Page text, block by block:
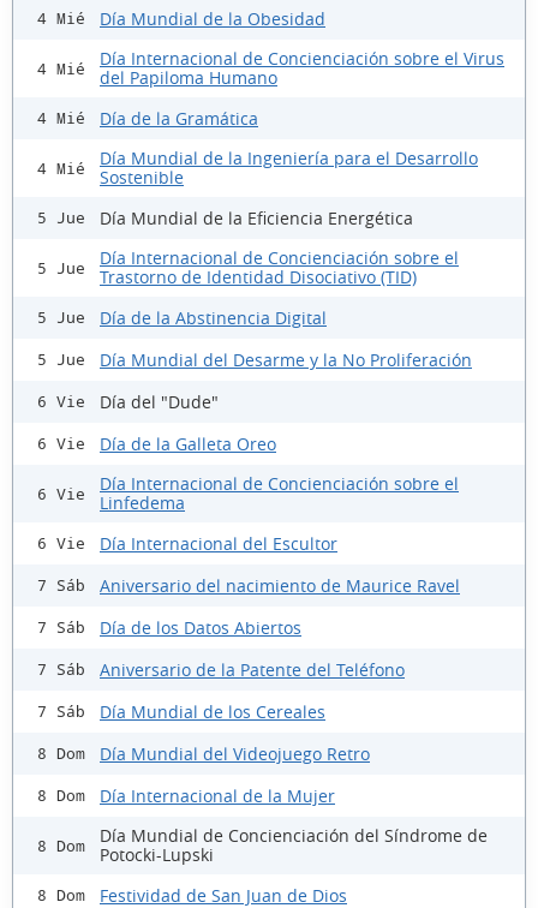
4 Mié Día Mundial de la Obesidad
4 Mié
Día Internacional de Concienciación sobre el Virus
del Papiloma Humano
4 Mié Día de la Gramática
4 Mié
Día Mundial de la Ingeniería para el Desarrollo
Sostenible
5 Jue Día Mundial de la Eficiencia Energética
5 Jue
Día Internacional de Concienciación sobre el
Trastorno de Identidad Disociativo (TID)
5 Jue Día de la Abstinencia Digital
5 Jue Día Mundial del Desarme y la No Proliferación
6 Vie Día del "Dude"
6 Vie Día de la Galleta Oreo
6 Vie
Día Internacional de Concienciación sobre el
Linfedema
6 Vie Día Internacional del Escultor
7 Sáb Aniversario del nacimiento de Maurice Ravel
7 Sáb Día de los Datos Abiertos
7 Sáb Aniversario de la Patente del Teléfono
7 Sáb Día Mundial de los Cereales
8 Dom Día Mundial del Videojuego Retro
8 Dom Día Internacional de la Mujer
8 Dom
Día Mundial de Concienciación del Síndrome de
Potocki-Lupski
8 Dom Festividad de San Juan de Dios